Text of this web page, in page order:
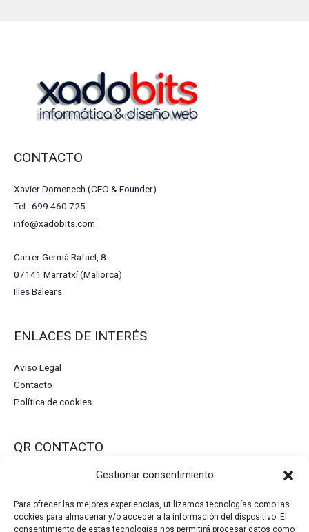
Gestionar consentimiento
Para ofrecer las mejores experiencias, utilizamos tecnologías como las
cookies para almacenar y/o acceder a la información del dispositivo. El
consentimiento de estas tecnologías nos permitirá procesar datos como
CONTACTO
Xavier Domenech (CEO & Founder)
Tel.: 699 460 725
info@xadobits.com
Carrer Germà Rafael, 8
07141 Marratxí (Mallorca)
Illes Balears
ENLACES DE INTERÉS
Aviso Legal
Contacto
Política de cookies
QR CONTACTO